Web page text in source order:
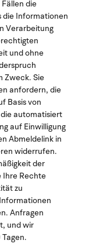
die
die Informationen
Verarbeitung
und ohne
Zweck. Sie
anfordern, die
Basis von
automatisiert
auf Einwilligung
Abmeldelink in
widerrufen.
der
Ihre Rechte
zu
Anfragen
und wir